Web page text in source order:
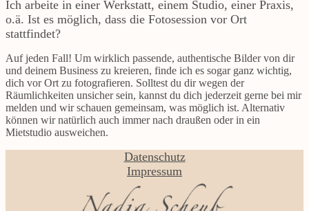
Ich arbeite in einer Werkstatt, einem Studio, einer Praxis,
o.ä. Ist es möglich, dass die Fotosession vor Ort
stattfindet?
Auf jeden Fall! Um wirklich passende, authentische Bilder von dir
und deinem Business zu kreieren, finde ich es sogar ganz wichtig,
dich vor Ort zu fotografieren. Solltest du dir wegen der
Räumlichkeiten unsicher sein, kannst du dich jederzeit gerne bei mir
melden und wir schauen gemeinsam, was möglich ist. Alternativ
können wir natürlich auch immer nach draußen oder in ein
Mietstudio ausweichen.
Datenschutz
Impressum